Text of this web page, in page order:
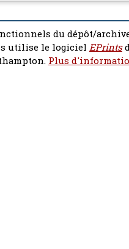
du dépôt/
utilise le logiciel EPrints
Plus